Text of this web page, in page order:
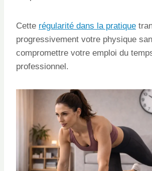
Cette régularité dans la pratique
progressivement votre physique
compromettre votre emploi du
professionnel.